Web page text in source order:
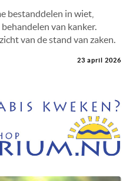
bestanddelen in wiet,
van kanker.
van de stand van zaken.
23 april 2026